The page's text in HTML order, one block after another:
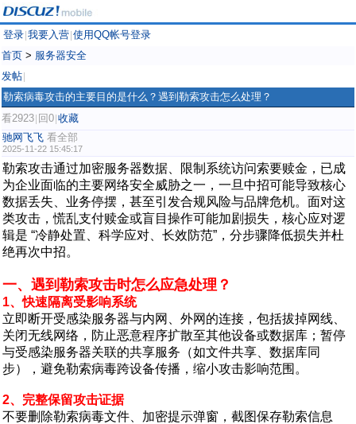
登录 我要入营 使用QQ帐号登录
首页 > 服务器安全
发帖
勒索病毒攻击的主要目的是什么？遇到勒索攻击怎么处理？
看2923 回0 收藏
驰网飞飞 看全部
2025-11-22 15:45:17
勒索攻击通过加密服务器数据、限制系统访问索要赎金，已成
为企业面临的主要网络安全威胁之一，一旦中招可能导致核心
数据丢失、业务停摆，甚至引发合规风险与品牌危机。面对这
类攻击，慌乱支付赎金或盲目操作可能加剧损失，核心应对逻
辑是 “冷静处置、科学应对、长效防范”，分步骤降低损失并杜
绝再次中招。
一、遇到勒索攻击时怎么应急处理？
1、快速隔离受影响系统
立即断开受感染服务器与内网、外网的连接，包括拔掉网线、
关闭无线网络，防止恶意程序扩散至其他设备或数据库；暂停
与受感染服务器关联的共享服务（如文件共享、数据库同
步），避免勒索病毒跨设备传播，缩小攻击影响范围。
2、完整保留攻击证据
不要删除勒索病毒文件、加密提示弹窗，截图保存勒索信息